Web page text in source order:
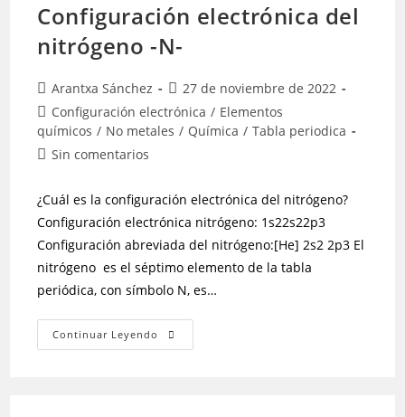
Configuración electrónica del
nitrógeno -N-
Arantxa Sánchez
27 de noviembre de 2022
Configuración electrónica / Elementos
químicos / No metales / Química / Tabla periodica
Sin comentarios
¿Cuál es la configuración electrónica del nitrógeno?
Configuración electrónica nitrógeno: 1s22s22p3
Configuración abreviada del nitrógeno:[He] 2s2 2p3 El
nitrógeno es el séptimo elemento de la tabla
periódica, con símbolo N, es…
Continuar Leyendo